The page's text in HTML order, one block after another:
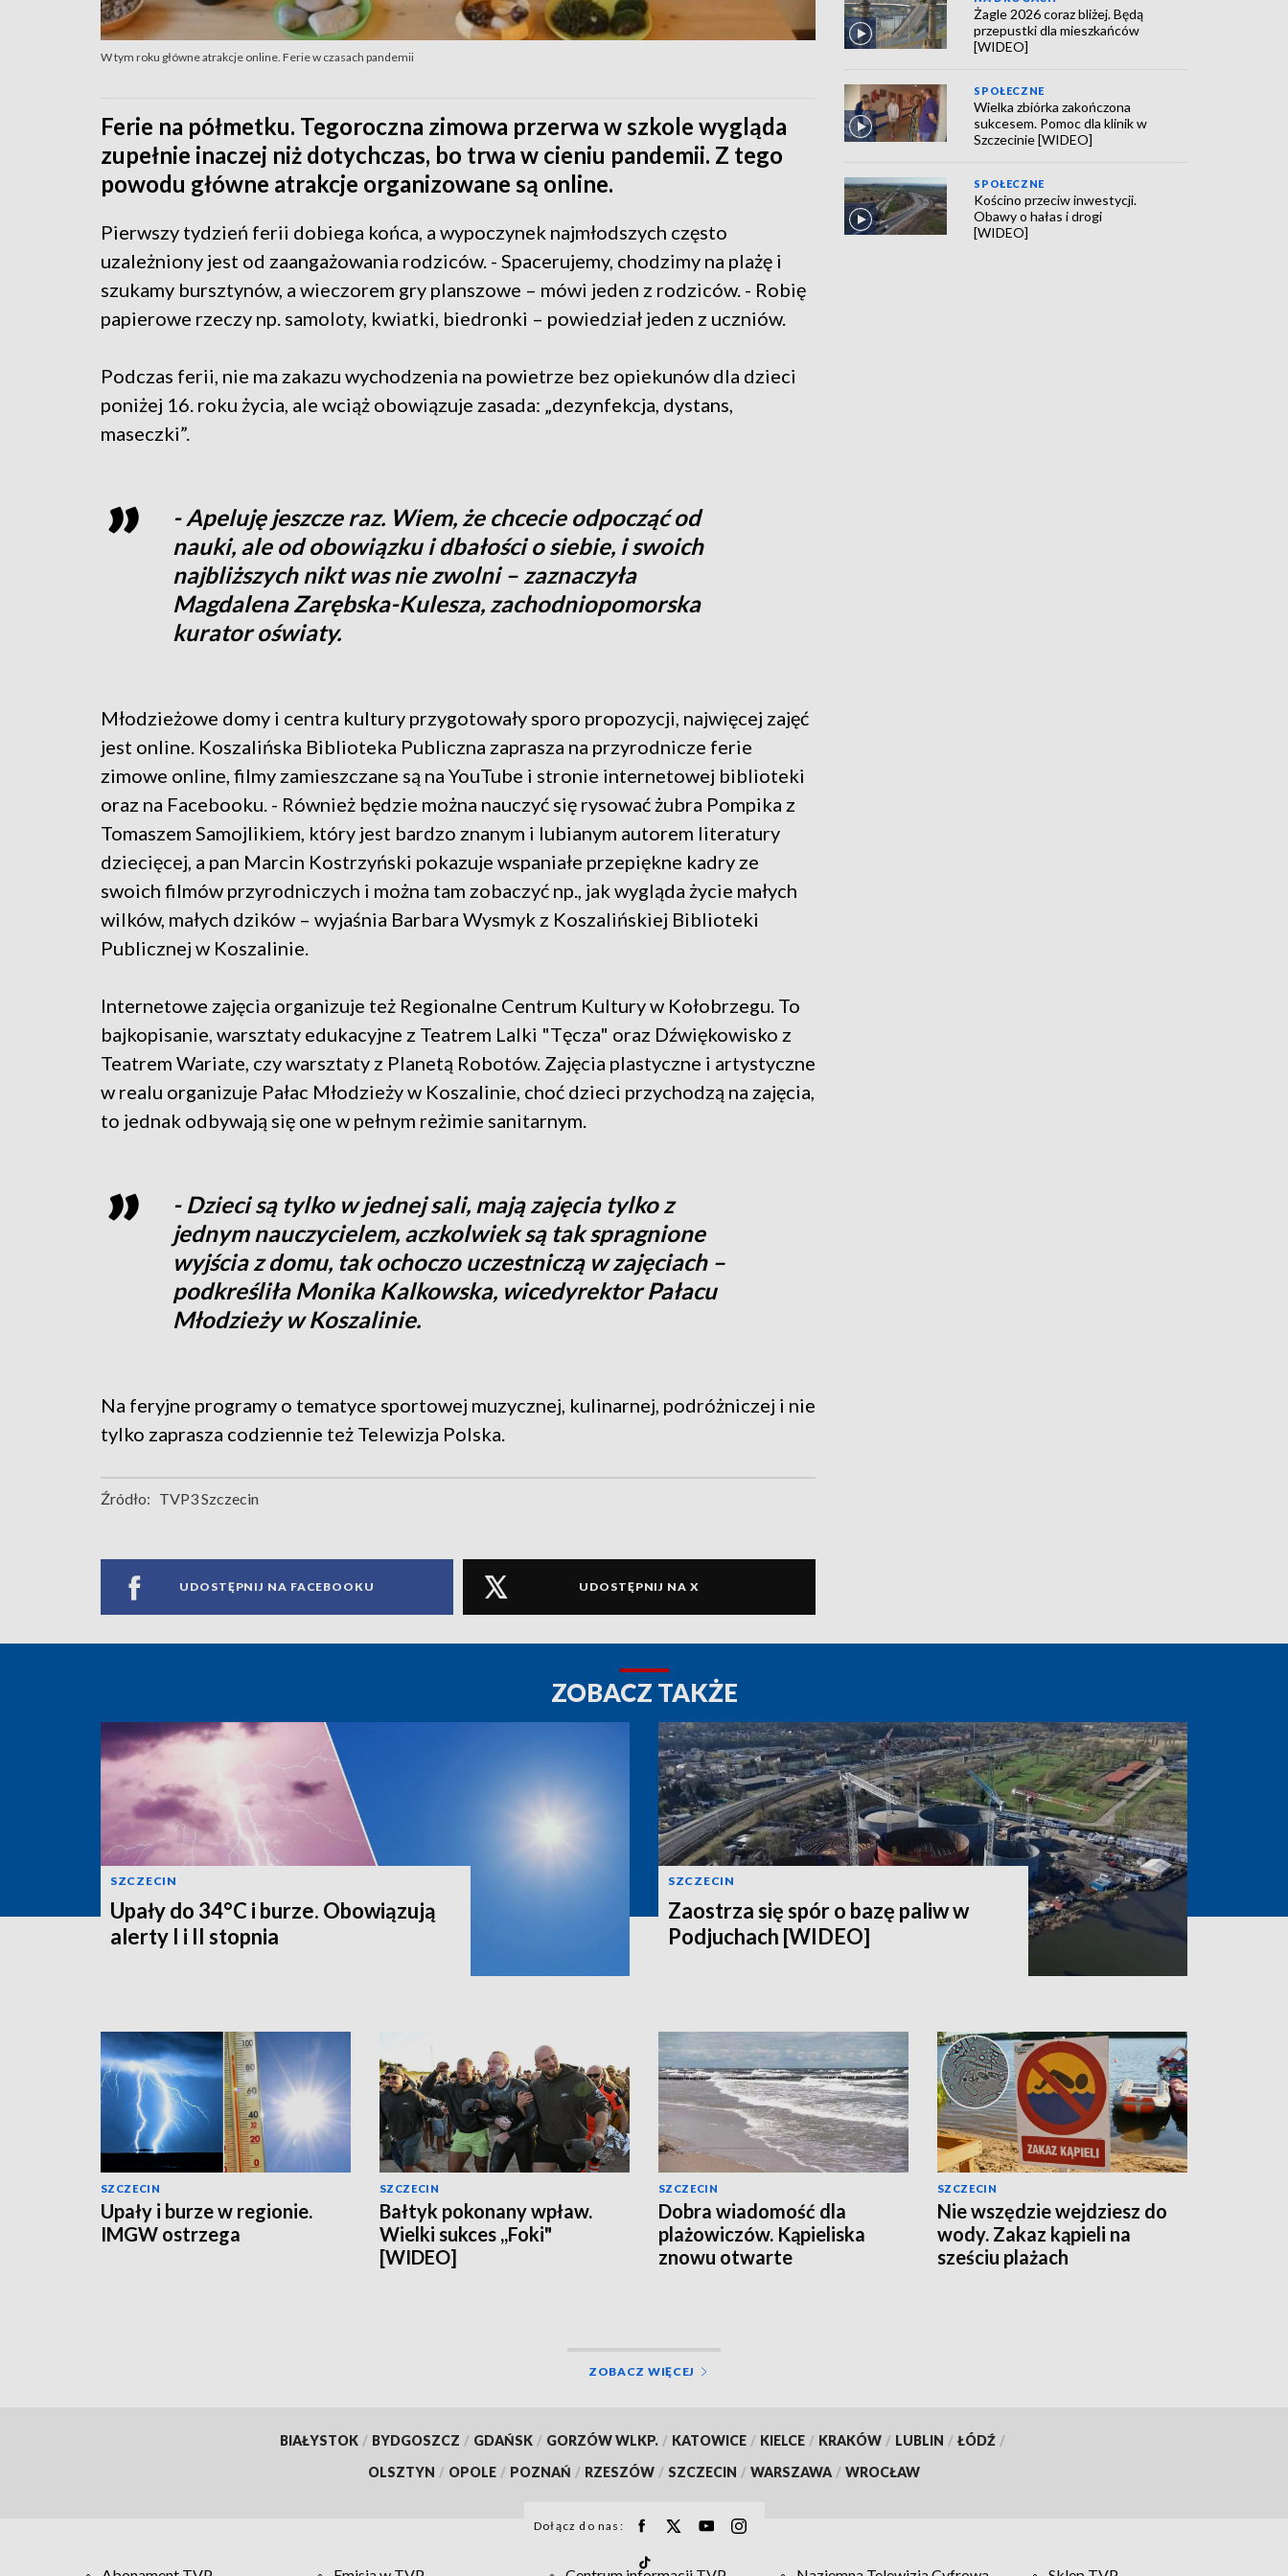
W tym roku główne atrakcje online. Ferie w czasach pandemii
Ferie na półmetku. Tegoroczna zimowa przerwa w szkole wygląda
zupełnie inaczej niż dotychczas, bo trwa w cieniu pandemii. Z tego
powodu główne atrakcje organizowane są online.
Pierwszy tydzień ferii dobiega końca, a wypoczynek najmłodszych często
uzależniony jest od zaangażowania rodziców. - Spacerujemy, chodzimy na plażę i
szukamy bursztynów, a wieczorem gry planszowe – mówi jeden z rodziców. - Robię
papierowe rzeczy np. samoloty, kwiatki, biedronki – powiedział jeden z uczniów.
Podczas ferii, nie ma zakazu wychodzenia na powietrze bez opiekunów dla dzieci
poniżej 16. roku życia, ale wciąż obowiązuje zasada: „dezynfekcja, dystans,
maseczki”.
- Apeluję jeszcze raz. Wiem, że chcecie odpocząć od
nauki, ale od obowiązku i dbałości o siebie, i swoich
najbliższych nikt was nie zwolni – zaznaczyła
Magdalena Zarębska-Kulesza, zachodniopomorska
kurator oświaty.
Młodzieżowe domy i centra kultury przygotowały sporo propozycji, najwięcej zajęć
jest online. Koszalińska Biblioteka Publiczna zaprasza na przyrodnicze ferie
zimowe online, filmy zamieszczane są na YouTube i stronie internetowej biblioteki
oraz na Facebooku. - Również będzie można nauczyć się rysować żubra Pompika z
Tomaszem Samojlikiem, który jest bardzo znanym i lubianym autorem literatury
dziecięcej, a pan Marcin Kostrzyński pokazuje wspaniałe przepiękne kadry ze
swoich filmów przyrodniczych i można tam zobaczyć np., jak wygląda życie małych
wilków, małych dzików – wyjaśnia Barbara Wysmyk z Koszalińskiej Biblioteki
Publicznej w Koszalinie.
Internetowe zajęcia organizuje też Regionalne Centrum Kultury w Kołobrzegu. To
bajkopisanie, warsztaty edukacyjne z Teatrem Lalki "Tęcza" oraz Dźwiękowisko z
Teatrem Wariate, czy warsztaty z Planetą Robotów. Zajęcia plastyczne i artystyczne
w realu organizuje Pałac Młodzieży w Koszalinie, choć dzieci przychodzą na zajęcia,
to jednak odbywają się one w pełnym reżimie sanitarnym.
- Dzieci są tylko w jednej sali, mają zajęcia tylko z
jednym nauczycielem, aczkolwiek są tak spragnione
wyjścia z domu, tak ochoczo uczestniczą w zajęciach –
podkreśliła Monika Kalkowska, wicedyrektor Pałacu
Młodzieży w Koszalinie.
Na feryjne programy o tematyce sportowej muzycznej, kulinarnej, podróżniczej i nie
tylko zaprasza codziennie też Telewizja Polska.
Źródło: TVP3 Szczecin
UDOSTĘPNIJ NA FACEBOOKU UDOSTĘPNIJ NA X
Żagle 2026 coraz bliżej. Będą
przepustki dla mieszkańców
[WIDEO]
SPOŁECZNE
Wielka zbiórka zakończona
sukcesem. Pomoc dla klinik w
Szczecinie [WIDEO]
SPOŁECZNE
Kościno przeciw inwestycji.
Obawy o hałas i drogi
[WIDEO]
ZOBACZ TAKŻE
SZCZECIN
Upały do 34°C i burze. Obowiązują
alerty I i II stopnia
SZCZECIN
Zaostrza się spór o bazę paliw w
Podjuchach [WIDEO]
SZCZECIN
Upały i burze w regionie.
IMGW ostrzega
SZCZECIN
Bałtyk pokonany wpław.
Wielki sukces ,,Foki"
[WIDEO]
SZCZECIN
Dobra wiadomość dla
plażowiczów. Kąpieliska
znowu otwarte
SZCZECIN
Nie wszędzie wejdziesz do
wody. Zakaz kąpieli na
sześciu plażach
ZOBACZ WIĘCEJ
BIAŁYSTOK / BYDGOSZCZ / GDAŃSK / GORZÓW WLKP. / KATOWICE / KIELCE / KRAKÓW / LUBLIN / ŁÓDŹ /
OLSZTYN / OPOLE / POZNAŃ / RZESZÓW / SZCZECIN / WARSZAWA / WROCŁAW
Dołącz do nas: